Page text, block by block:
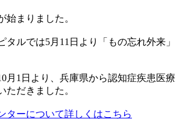
始まりました。
タルでは5月11日より「もの忘れ外来」
月1日より、兵庫県から認知症疾患医療
ただきました。
ターについて詳しくはこちら